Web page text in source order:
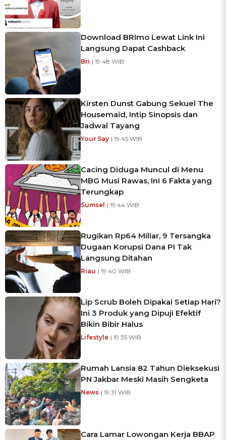
Download BRImo Lewat Link Ini
Langsung Dapat Cashback
Bri | 19:48 WIB
Kirsten Dunst Gabung Sekuel The
Housemaid, Intip Sinopsis dan
Jadwal Tayang
Your Say | 19:45 WIB
Cacing Diduga Muncul di Menu
MBG Musi Rawas, Ini 6 Fakta yang
Terungkap
Sumsel | 19:44 WIB
Rugikan Rp64 Miliar, 9 Tersangka
Dugaan Korupsi Dana PI Tak
Langsung Ditahan
Riau | 19:40 WIB
Lip Scrub Boleh Dipakai Setiap Hari?
Ini 3 Produk yang Dipuji Efektif
Bikin Bibir Halus
Lifestyle | 19:35 WIB
Rumah Lansia 82 Tahun Dieksekusi
PN Jakbar Meski Masih Sengketa
News | 19:31 WIB
Cara Lamar Lowongan Kerja BBAP